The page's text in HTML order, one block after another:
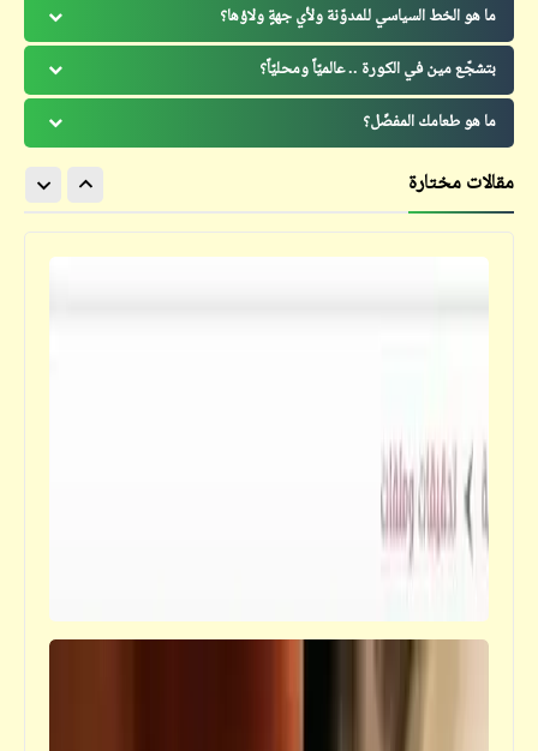
ما هو الخط السياسي للمدوّنة ولأي جهةٍ ولاؤها؟
بتشجّع مين في الكورة .. عالميّاً ومحليّاً؟
ما هو طعامك المفضّل؟
مقالات مختارة